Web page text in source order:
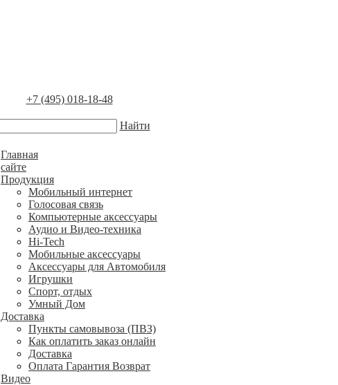
+7 (495) 018-18-48
Найти
Главная
сайте
Продукция
Мобильный интернет
Голосовая связь
Компьютерные аксессуары
Аудио и Видео-техника
Hi-Tech
Мобильные аксессуары
Аксессуары для Автомобиля
Игрушки
Спорт, отдых
Умный Дом
Доставка
Пункты самовывоза (ПВЗ)
Как оплатить заказ онлайн
Доставка
Оплата Гарантия Возврат
Видео